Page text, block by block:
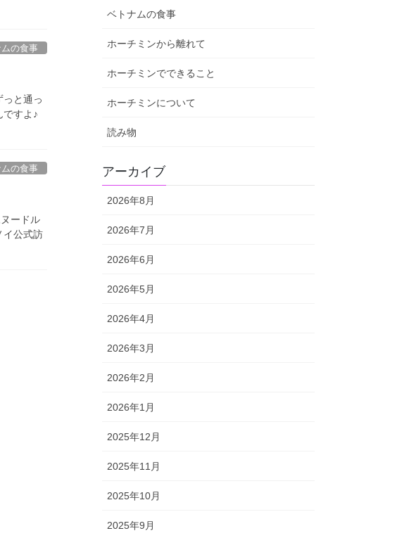
の食事
と通っ
すよ♪
の食事
ードル
イ公式訪
ベトナムの食事
ホーチミンから離れて
ホーチミンでできること
ホーチミンについて
読み物
アーカイブ
2026年8月
2026年7月
2026年6月
2026年5月
2026年4月
2026年3月
2026年2月
2026年1月
2025年12月
2025年11月
2025年10月
2025年9月